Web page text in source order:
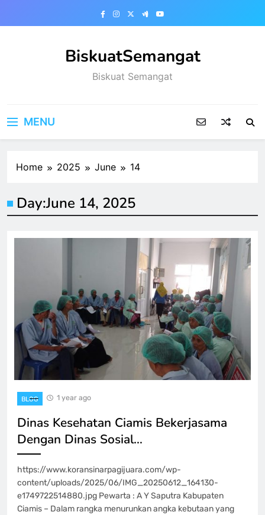
BiskuatSemangat
Biskuat Semangat
MENU
Home 2025 June 14
Day:June 14, 2025
BLOG 1 year ago
Dinas Kesehatan Ciamis Bekerjasama
Dengan Dinas Sosial…
https://www.koransinarpagijuara.com/wp-
content/uploads/2025/06/IMG_20250612_164130-
e1749722514880.jpg Pewarta : A Y Saputra Kabupaten
Ciamis – Dalam rangka menurunkan angka kebutaan yang